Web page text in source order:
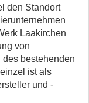
den Standort
Laakirchen
von
bestehenden
ist als
und -